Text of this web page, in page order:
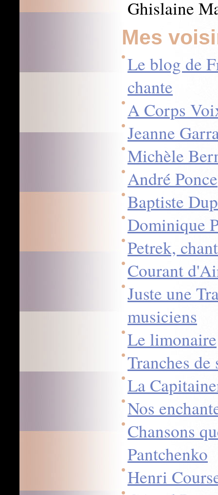
Ghislaine
Mes
Le blog de
chante
A Corps
Jeanne
Michèle
André Ponce
Baptiste
Dominique
Petrek,
Courant
Juste une
musiciens
Le limonaire
Tranches
La
Nos
Chansons
Pantchenko
Henri